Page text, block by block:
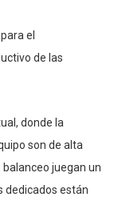
el
de las
donde la
son de alta
juegan un
dedicados están